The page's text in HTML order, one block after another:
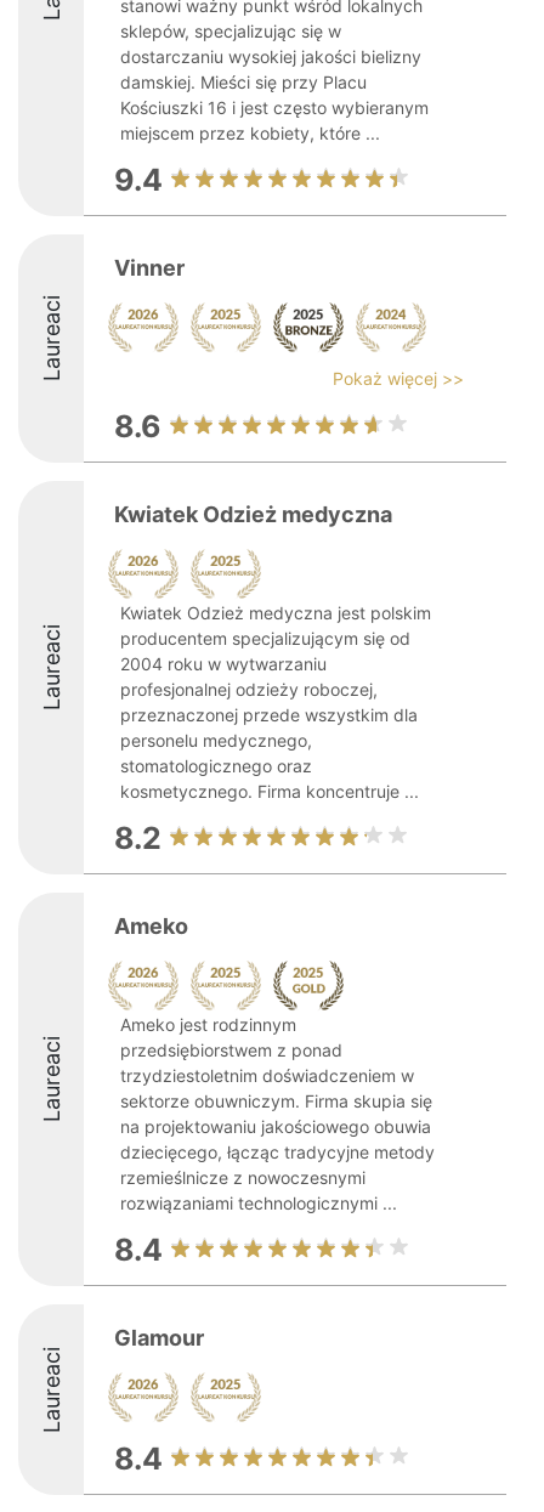
stanowi ważny punkt wśród lokalnych
sklepów, specjalizując się w
dostarczaniu wysokiej jakości bielizny
damskiej. Mieści się przy Placu
Kościuszki 16 i jest często wybieranym
miejscem przez kobiety, które ...
9.4
Laureaci
Vinner
Pokaż więcej >>
8.6
Laureaci
Kwiatek Odzież medyczna
Kwiatek Odzież medyczna jest polskim
producentem specjalizującym się od
2004 roku w wytwarzaniu
profesjonalnej odzieży roboczej,
przeznaczonej przede wszystkim dla
personelu medycznego,
stomatologicznego oraz
kosmetycznego. Firma koncentruje ...
8.2
Laureaci
Ameko
Ameko jest rodzinnym
przedsiębiorstwem z ponad
trzydziestoletnim doświadczeniem w
sektorze obuwniczym. Firma skupia się
na projektowaniu jakościowego obuwia
dziecięcego, łącząc tradycyjne metody
rzemieślnicze z nowoczesnymi
rozwiązaniami technologicznymi ...
8.4
Laureaci
Glamour
8.4